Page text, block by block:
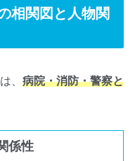
相関図と人物関
、 病院・消防・警察と
係性